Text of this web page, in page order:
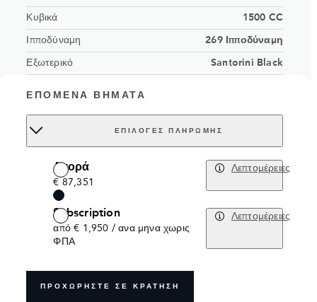
Κυβικά 1500 CC
Ιπποδύναμη 269 Ιπποδύναμη
Εξωτερικό Santorini Black
Εσωτερικό
Order no. 18147498
ΕΠΌΜΕΝΑ ΒΉΜΑΤΑ
ΕΠΙΛΟΓΈΣ ΠΛΗΡΩΜΉΣ
Αγορά
€ 87,351
Λεπτομέρειες
Subscription
από € 1,950 / ανα μηνα χωρις
ΦΠΑ
Λεπτομέρειες
ΠΡΟΧΩΡΗΣΤΕ ΣΕ ΚΡΑΤΗΣΗ